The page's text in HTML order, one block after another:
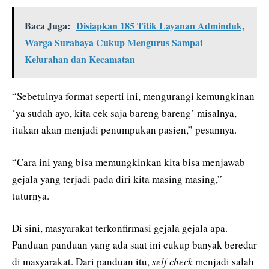
Baca Juga: Disiapkan 185 Titik Layanan Adminduk,
Warga Surabaya Cukup Mengurus Sampai
Kelurahan dan Kecamatan
“Sebetulnya format seperti ini, mengurangi kemungkinan
‘ya sudah ayo, kita cek saja bareng bareng’ misalnya,
itukan akan menjadi penumpukan pasien,” pesannya.
“Cara ini yang bisa memungkinkan kita bisa menjawab
gejala yang terjadi pada diri kita masing masing,”
tuturnya.
Di sini, masyarakat terkonfirmasi gejala gejala apa.
Panduan panduan yang ada saat ini cukup banyak beredar
di masyarakat. Dari panduan itu,self checkmenjadi salah